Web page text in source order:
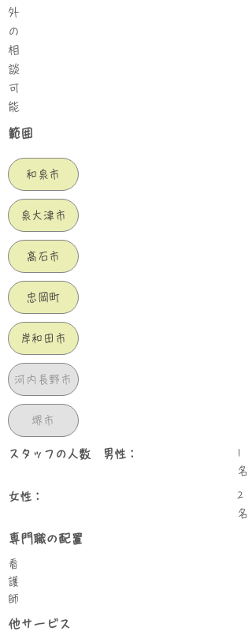
外
の
相
談
可
能
範囲
和泉市
泉大津市
高石市
忠岡町
岸和田市
河内長野市
堺市
スタッフの人数 男性：
1
名
女性：
2
名
専門職の配置
看
護
師
他サービス